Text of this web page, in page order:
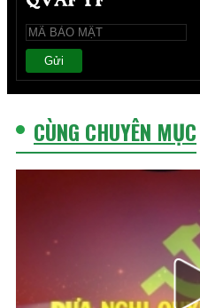
Gửi
CÙNG CHUYÊN MỤC